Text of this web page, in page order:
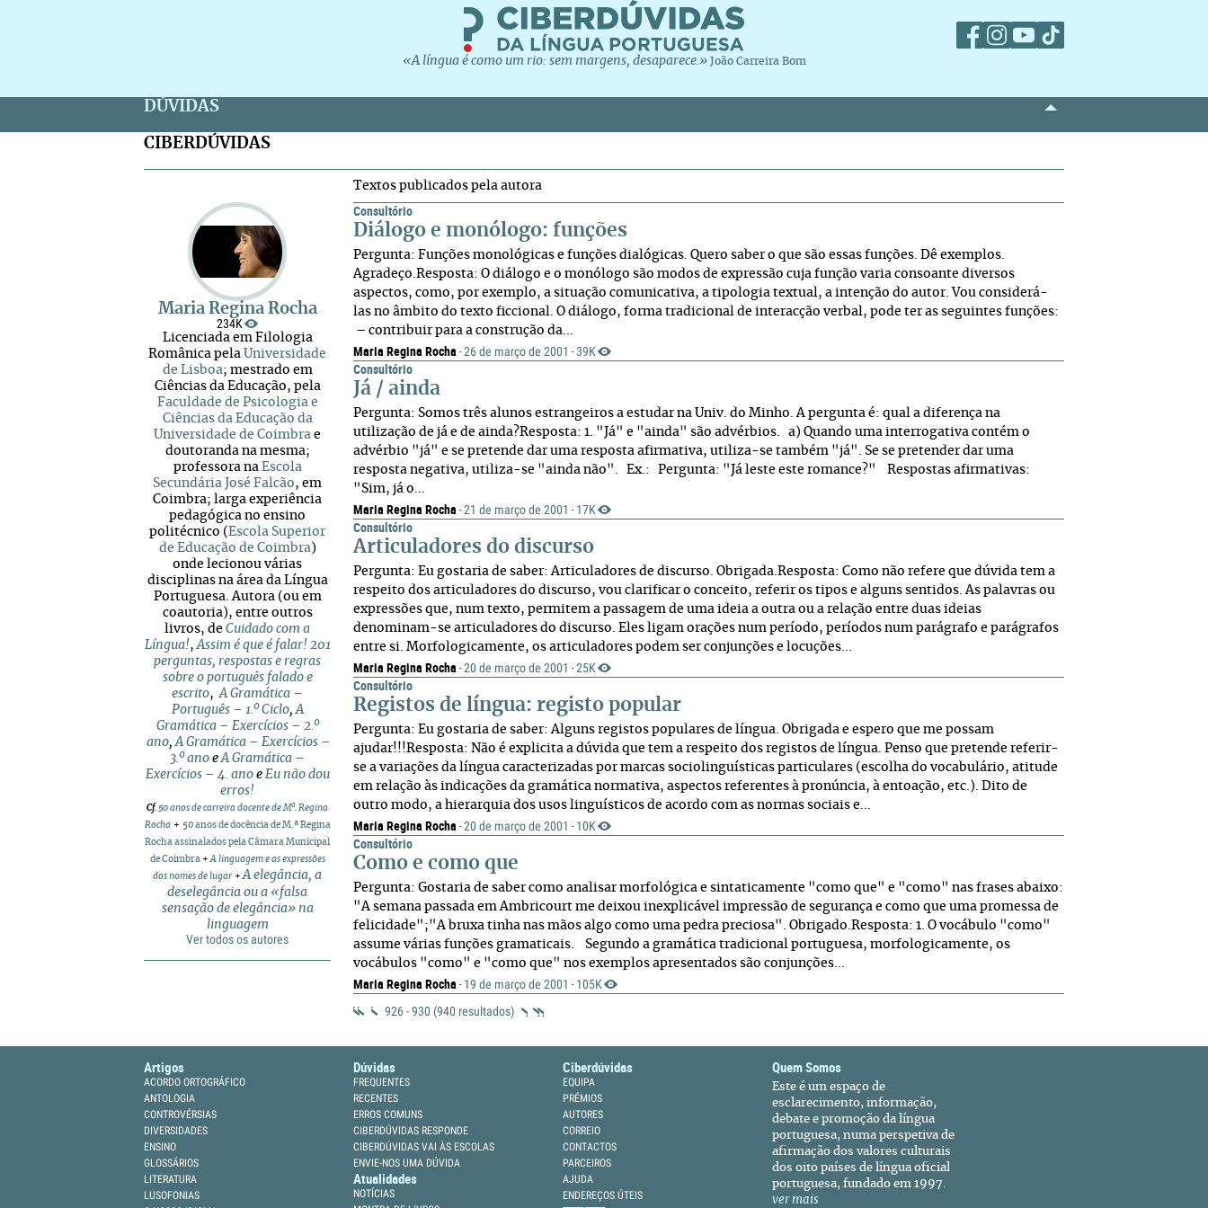
«A língua é como um rio: sem margens, desaparece.» João Carreira Bom
DÚVIDAS
CIBERDÚVIDAS
Maria Regina Rocha
234K
Licenciada em Filologia
Românica pela Universidade
de Lisboa; mestrado em
Ciências da Educação, pela
Faculdade de Psicologia e
Ciências da Educação da
Universidade de Coimbra e
doutoranda na mesma;
professora na Escola
Secundária José Falcão, em
Coimbra; larga experiência
pedagógica no ensino
politécnico (Escola Superior
de Educação de Coimbra)
onde lecionou várias
disciplinas na área da Língua
Portuguesa. Autora (ou em
coautoria), entre outros
livros, de Cuidado com a
Língua!,Assim é que é falar! 201
perguntas, respostas e regras
sobre o português falado e
escrito,A Gramática –
Português – 1.º Ciclo,A
Gramática – Exercícios – 2.º
ano,A Gramática – Exercícios –
3.º ano eA Gramática –
Exercícios – 4. anoe Eu não dou
erros!
Cf. 50 anos de carreira docente de Mª. Regina
Rocha + 50 anos de docência de M.ª Regina
Rocha assinalados pela Câmara Municipal
de Coimbra+A linguagem e as expressões
dos nomes de lugar +A elegância, a
deselegância ou a «falsa
sensação de elegância» na
linguagem
Ver todos os autores
Textos publicados pela autora
Consultório
Diálogo e monólogo: funções
Pergunta: Funções monológicas e funções dialógicas. Quero saber o que são essas funções. Dê exemplos.
Agradeço.Resposta: O diálogo e o monólogo são modos de expressão cuja função varia consoante diversos
aspectos, como, por exemplo, a situação comunicativa, a tipologia textual, a intenção do autor. Vou considerá-
las no âmbito do texto ficcional. O diálogo, forma tradicional de interacção verbal, pode ter as seguintes funções:
– contribuir para a construção da...
Maria Regina Rocha · 26 de março de 2001 · 39K
Consultório
Já / ainda
Pergunta: Somos três alunos estrangeiros a estudar na Univ. do Minho. A pergunta é: qual a diferença na
utilização de já e de ainda?Resposta: 1. "Já" e "ainda" são advérbios. a) Quando uma interrogativa contém o
advérbio "já" e se pretende dar uma resposta afirmativa, utiliza-se também "já". Se se pretender dar uma
resposta negativa, utiliza-se "ainda não". Ex.: Pergunta: "Já leste este romance?" Respostas afirmativas:
"Sim, já o...
Maria Regina Rocha · 21 de março de 2001 · 17K
Consultório
Articuladores do discurso
Pergunta: Eu gostaria de saber: Articuladores de discurso. Obrigada.Resposta: Como não refere que dúvida tem a
respeito dos articuladores do discurso, vou clarificar o conceito, referir os tipos e alguns sentidos. As palavras ou
expressões que, num texto, permitem a passagem de uma ideia a outra ou a relação entre duas ideias
denominam-se articuladores do discurso. Eles ligam orações num período, períodos num parágrafo e parágrafos
entre si. Morfologicamente, os articuladores podem ser conjunções e locuções...
Maria Regina Rocha · 20 de março de 2001 · 25K
Consultório
Registos de língua: registo popular
Pergunta: Eu gostaria de saber: Alguns registos populares de língua. Obrigada e espero que me possam
ajudar!!!Resposta: Não é explicita a dúvida que tem a respeito dos registos de língua. Penso que pretende referir-
se a variações da língua caracterizadas por marcas sociolinguísticas particulares (escolha do vocabulário, atitude
em relação às indicações da gramática normativa, aspectos referentes à pronúncia, à entoação, etc.). Dito de
outro modo, a hierarquia dos usos linguísticos de acordo com as normas sociais e...
Maria Regina Rocha · 20 de março de 2001 · 10K
Consultório
Como e como que
Pergunta: Gostaria de saber como analisar morfológica e sintaticamente "como que" e "como" nas frases abaixo:
"A semana passada em Ambricourt me deixou inexplicável impressão de segurança e como que uma promessa de
felicidade";"A bruxa tinha nas mãos algo como uma pedra preciosa". Obrigado.Resposta: 1. O vocábulo "como"
assume várias funções gramaticais. Segundo a gramática tradicional portuguesa, morfologicamente, os
vocábulos "como" e "como que" nos exemplos apresentados são conjunções...
Maria Regina Rocha · 19 de março de 2001 · 105K
926 - 930 (940 resultados)
Artigos
ACORDO ORTOGRÁFICO
ANTOLOGIA
CONTROVÉRSIAS
DIVERSIDADES
ENSINO
GLOSSÁRIOS
LITERATURA
LUSOFONIAS
Dúvidas
FREQUENTES
RECENTES
ERROS COMUNS
CIBERDÚVIDAS RESPONDE
CIBERDÚVIDAS VAI ÀS ESCOLAS
ENVIE-NOS UMA DÚVIDA
Atualidades
NOTÍCIAS
Ciberdúvidas
EQUIPA
PRÉMIOS
AUTORES
CORREIO
CONTACTOS
PARCEIROS
AJUDA
ENDEREÇOS ÚTEIS
Quem Somos
Este é um espaço de
esclarecimento, informação,
debate e promoção da língua
portuguesa, numa perspetiva de
afirmação dos valores culturais
dos oito países de língua oficial
portuguesa, fundado em 1997.
ver mais